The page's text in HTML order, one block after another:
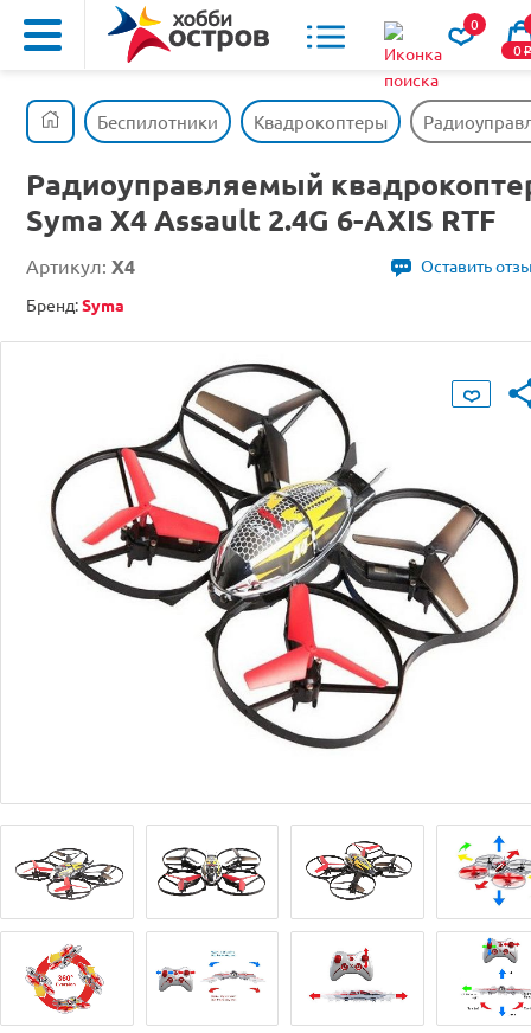
0
0o
Беспилотники Квадрокоптеры
Радиоуправляемый
Syma X4 Assault 2.4G 6-AXIS RTF
Артикул: X4
Оставить
Бренд:Syma